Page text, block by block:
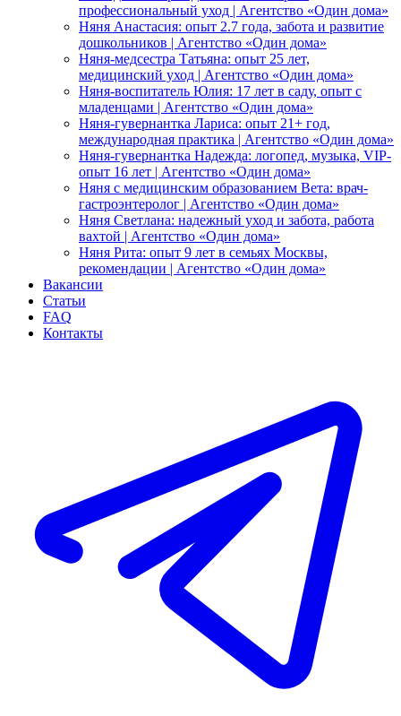
профессиональный уход | Агентство «Один дома»
Няня Анастасия: опыт 2.7 года, забота и развитие
дошкольников | Агентство «Один дома»
Няня-медсестра Татьяна: опыт 25 лет,
медицинский уход | Агентство «Один дома»
Няня-воспитатель Юлия: 17 лет в саду, опыт с
младенцами | Агентство «Один дома»
Няня-гувернантка Лариса: опыт 21+ год,
международная практика | Агентство «Один дома»
Няня-гувернантка Надежда: логопед, музыка, VIP-
опыт 16 лет | Агентство «Один дома»
Няня с медицинским образованием Вета: врач-
гастроэнтеролог | Агентство «Один дома»
Няня Светлана: надежный уход и забота, работа
вахтой | Агентство «Один дома»
Няня Рита: опыт 9 лет в семьях Москвы,
рекомендации | Агентство «Один дома»
Вакансии
Статьи
FAQ
Контакты